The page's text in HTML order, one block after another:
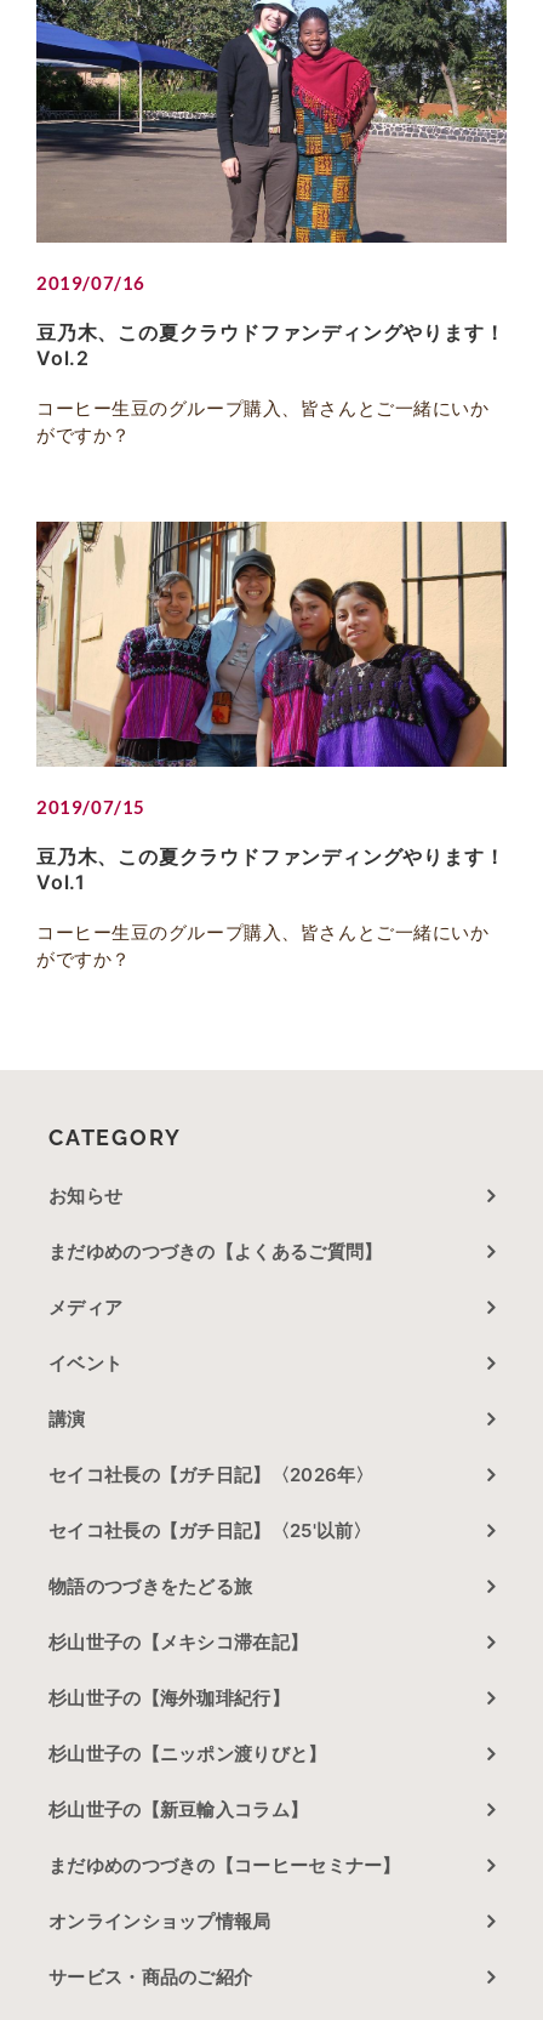
2019/07/16
豆乃木、この夏クラウドファンディングやります！
Vol.2
コーヒー生豆のグループ購入、皆さんとご一緒にいか
がですか？
2019/07/15
豆乃木、この夏クラウドファンディングやります！
Vol.1
コーヒー生豆のグループ購入、皆さんとご一緒にいか
がですか？
CATEGORY
お知らせ
まだゆめのつづきの【よくあるご質問】
メディア
イベント
講演
セイコ社長の【ガチ日記】〈2026年〉
セイコ社長の【ガチ日記】〈25'以前〉
物語のつづきをたどる旅
杉山世子の【メキシコ滞在記】
杉山世子の【海外珈琲紀行】
杉山世子の【ニッポン渡りびと】
杉山世子の【新豆輸入コラム】
まだゆめのつづきの【コーヒーセミナー】
オンラインショップ情報局
サービス・商品のご紹介